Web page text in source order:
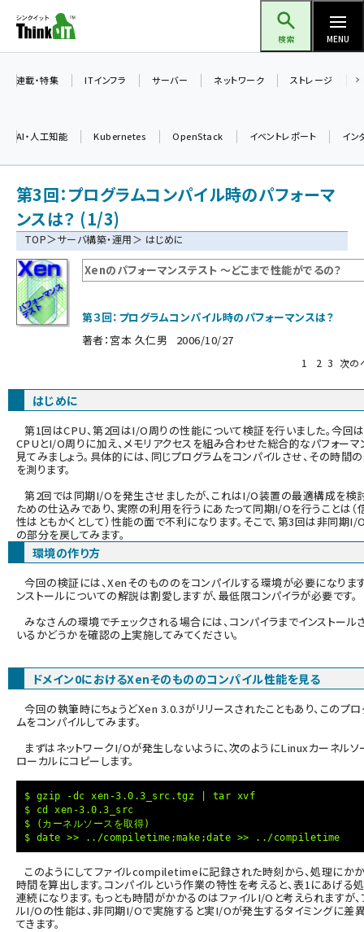
ン
ツ
検索 MENU
ai (2480)
加藤銘のチーム貢献～仲間と築いた勝利の絆～ (2304)
iot女子会 (2263)
北海道をのんびり旅する晴山佳須夫のヒント集！ (2017)
drupal (1940)
genai (1473)
abc123 (1346)
連載・特集 ITインフラ サーバー ネットワーク ストレージ
AI・人工知能 Kubernetes OpenStack イベントレポート イン
第3回：プログラムコンパイル時のパフォーマ
ンスは？ (1/3)
TOP＞サーバ構築・運用＞ はじめに
Xenのパフォーマンステスト 〜どこまで性能がでるの？
第３回：プログラムコンパイル時のパフォーマンスは？
著者： 宮本 久仁男 2006/10/27
1 2 3 次の
はじめに
第1回はCPU、第2回はI/O周りの性能について検証を行いました。今回は
CPUとI/O周りに加え、メモリアクセスを組み合わせた総合的なパフォーマ
見てみましょう。具体的には、同じプログラムをコンパイルさせ、その時間
を測ります。
第2回では同期I/Oを発生させましたが、これはI/O装置の最適構成を検
ための仕込みであり、実際の利用を行うにあたって同期I/Oを行うことは（
性はともかくとして）性能の面で不利になります。そこで、第3回は非同期I/
の部分を戻してみます。
環境の作り方
今回の検証には、Xenそのもののをコンパイルする環境が必要になります
ンストールについての解説は割愛しますが、最低限コンパイラが必要です。
みなさんの環境でチェックされる場合には、コンパイラまでインストール
いるかどうかを確認の上実施してみてください。
ドメイン0におけるXenそのもののコンパイル性能を見る
今回の執筆時にちょうどXen 3.0.3がリリースされたこともあり、このプロ
ムをコンパイルしてみます。
まずはネットワークI/Oが発生しないように、次のようにLinuxカーネルソ
ローカルにコピーします。
$ gzip -dc xen-3.0.3_src.tgz | tar xvf
$ cd xen-3.0.3_src
$ (カーネルソースを取得)
$ date >> ../compiletime;make;date >> ../compiletime
このようにしてファイルcompiletimeに記録された時刻から、処理にか
時間を算出します。コンパイルという作業の特性を考えると、表1にあげる
連続になります。もっとも時間がかかるのはファイルI/Oと考えられますが、
ルI/Oの性能は、非同期I/Oで実施すると実I/Oが発生するタイミングに差
てきます。